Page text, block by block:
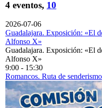
4 eventos, 10
2026-07-06
Guadalajara. Exposición: «El
Alfonso X»
Guadalajara. Exposición: «El
Alfonso X»
9:00 - 15:30
Romancos. Ruta de